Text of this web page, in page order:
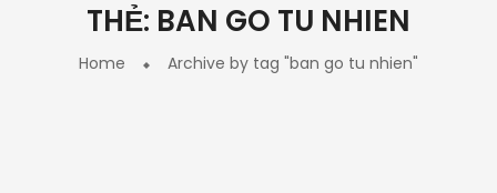
THẺ: BAN GO TU NHIEN
Home Archive by tag "ban go tu nhien"